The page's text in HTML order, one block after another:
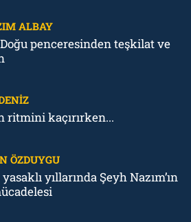
ALBAY
penceresinden teşkilat ve
ritmini kaçırırken...
ÖZDUYGU
yıllarında Şeyh Nazım’ın